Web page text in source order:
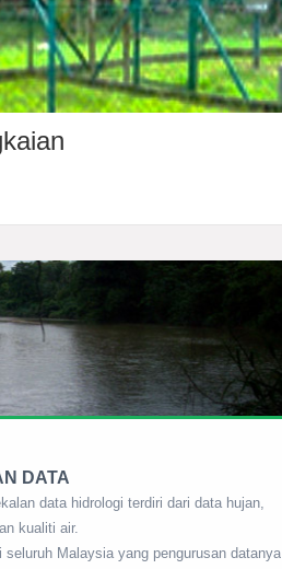
DATA
data hidrologi terdiri dari data hujan,
kualiti air.
Malaysia yang pengurusan datanya